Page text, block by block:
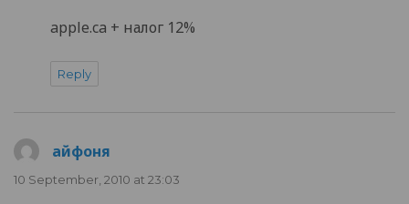
apple.ca + налог 12%
Reply
айфоня
10 September, 2010 at 23:03